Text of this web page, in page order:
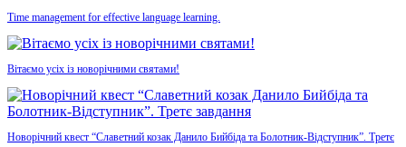
Time management for effective language learning.
Вітаємо усіх із новорічними святами!
Новорічний квест “Славетний козак Данило Бийбіда та Болотник-Відступник”. Третє